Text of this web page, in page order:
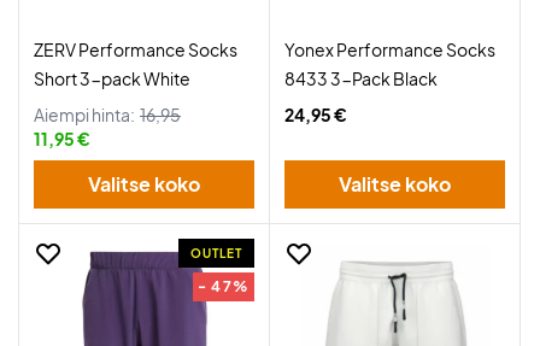
ZERV Performance Socks
Short 3-pack White
Aiempi hinta: 16,95
11,95 €
Valitse koko
Yonex Performance Socks
8433 3-Pack Black
24,95 €
Valitse koko
OUTLET
- 47%